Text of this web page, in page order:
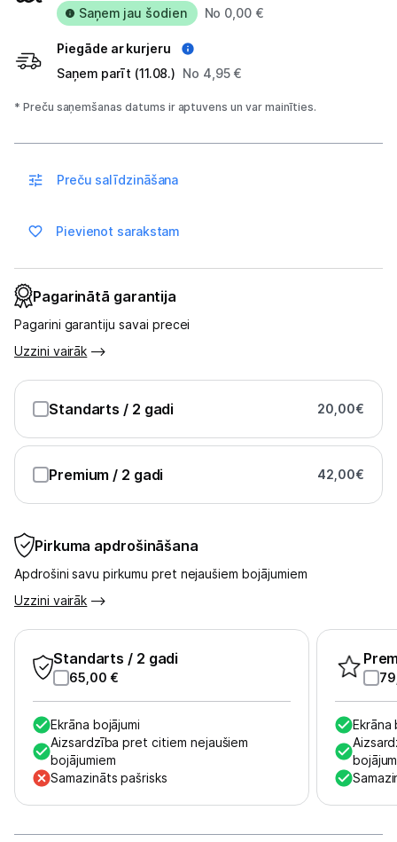
Sulu spiedes
Maizes krāsnis
Multivārāmie katli
Friteri
Ūdens gāzēšanas aparāti
Mazās plītis
Ledus un saldējuma mašīnas
Skaistumkopšana
Ražotāju atjaunota tehnika
Vēlmju saraksts
Blogs
Saņem jau šodien No 0,00 €
Piegāde ar kurjeru
Saņem parīt (11.08.) No 4,95 €
* Preču saņemšanas datums ir aptuvens un var mainīties.
Preču salīdzināšana
Pievienot sarakstam
Pirkuma apdrošināšana
Apdrošini savu pirkumu pret nejaušiem bojājumiem
Uzzini vairāk
Standarts / 2 gadi
65,00 €
Ekrāna bojājumi
Aizsardzība pret citiem nejaušiem
bojājumiem
Samazināts pašrisks
Ekrāna
Pagarinātā garantija
Pagarini garantiju savai precei
Uzzini vairāk
Standarts / 2 gadi 20,00€
Premium / 2 gadi 42,00€